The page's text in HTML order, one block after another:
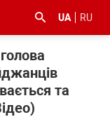
UA RU
та